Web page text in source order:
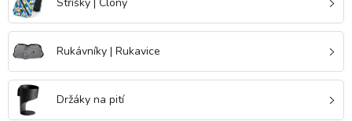
Rukávníky | Rukavice
Držáky na pití